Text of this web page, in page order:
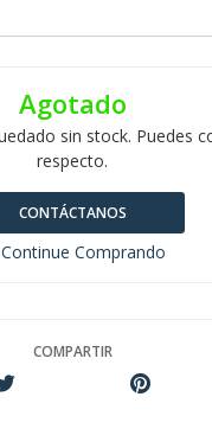
Agotado
sin stock. Puedes
respecto.
CONTÁCTANOS
Comprando
COMPARTIR